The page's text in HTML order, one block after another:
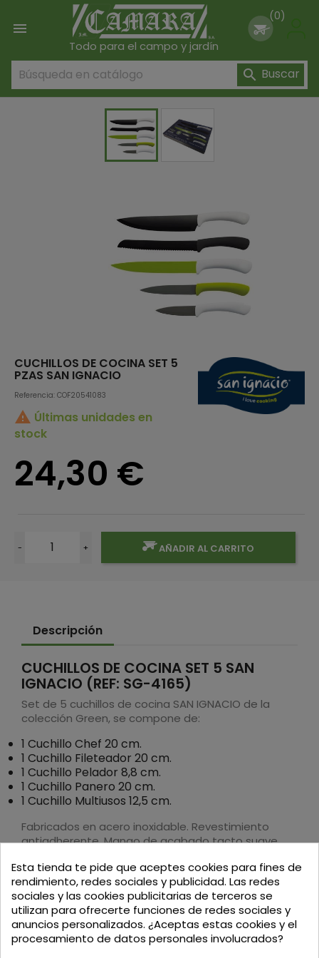

Todo para el campo y jardín
(0)
 Buscar
CUCHILLOS DE COCINA SET 5
PZAS SAN IGNACIO
Referencia: COF20541083
 Últimas unidades en
stock
24,30 €
- + AÑADIR AL CARRITO
Descripción
CUCHILLOS DE COCINA SET 5 SAN
IGNACIO (REF: SG-4165)
Set de 5 cuchillos de cocina SAN IGNACIO de la
colección Green, se compone de:
1 Cuchillo Chef 20 cm.
1 Cuchillo Fileteador 20 cm.
1 Cuchillo Pelador 8,8 cm.
1 Cuchillo Panero 20 cm.
1 Cuchillo Multiusos 12,5 cm.
Fabricados en acero inoxidable. Revestimiento
antiadherente. Mango de acabado tacto suave.
Podria interesarte
Esta tienda te pide que aceptes cookies para fines de
rendimiento, redes sociales y publicidad. Las redes
sociales y las cookies publicitarias de terceros se
utilizan para ofrecerte funciones de redes sociales y
anuncios personalizados. ¿Aceptas estas cookies y el
procesamiento de datos personales involucrados?